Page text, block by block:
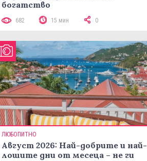
богатство
682 15 мин 0
ЛЮБОПИТНО
Август 2026: Най-добрите и най-
лошите дни от месеца – не ги